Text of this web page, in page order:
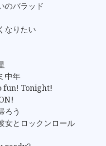
のバラッド
なりたい
中年
fun! Tonight!
ろう
女とロックンロール